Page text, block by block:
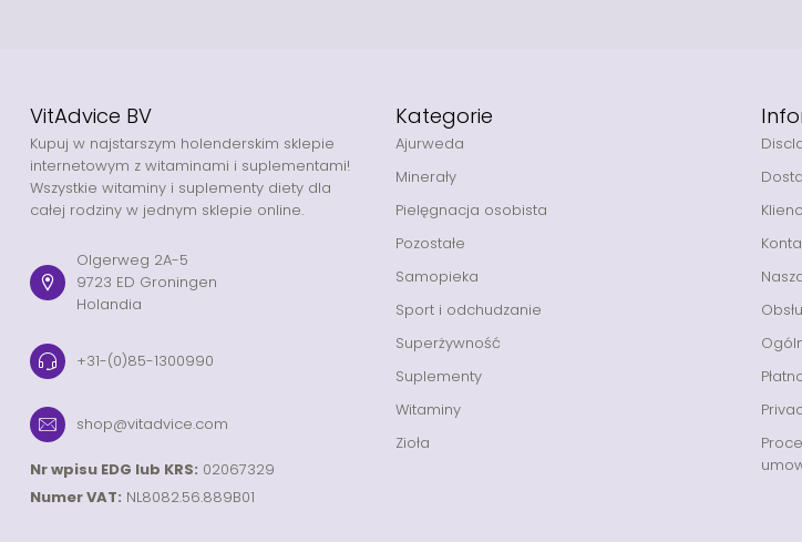
VitAdvice BV
Kupuj w najstarszym holenderskim sklepie
internetowym z witaminami i suplementami!
Wszystkie witaminy i suplementy diety dla
całej rodziny w jednym sklepie online.
Olgerweg 2A-5
9723 ED Groningen
Holandia
+31-(0)85-1300990
shop@vitadvice.com
Nr wpisu EDG lub KRS: 02067329
Numer VAT: NL8082.56.889B01
Kategorie
Ajurweda
Minerały
Pielęgnacja osobista
Pozostałe
Samopieka
Sport i odchudzanie
Superżywność
Suplementy
Witaminy
Zioła